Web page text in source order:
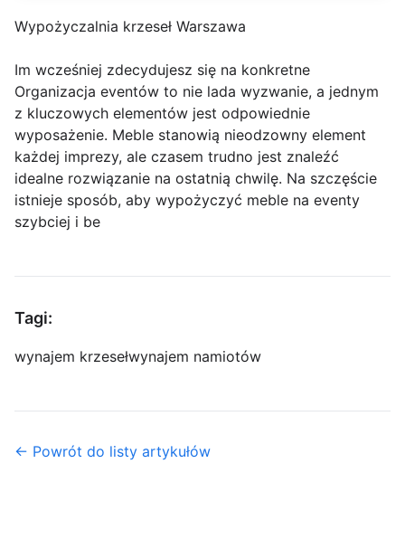
Wypożyczalnia krzeseł Warszawa
Im wcześniej zdecydujesz się na konkretne
Organizacja eventów to nie lada wyzwanie, a jednym
z kluczowych elementów jest odpowiednie
wyposażenie. Meble stanowią nieodzowny element
każdej imprezy, ale czasem trudno jest znaleźć
idealne rozwiązanie na ostatnią chwilę. Na szczęście
istnieje sposób, aby wypożyczyć meble na eventy
szybciej i be
Tagi:
wynajem krzesełwynajem namiotów
← Powrót do listy artykułów